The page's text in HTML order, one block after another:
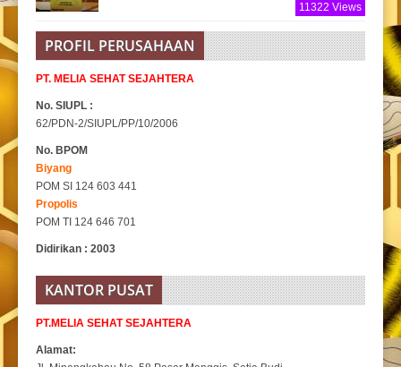
11322 Views
PROFIL PERUSAHAAN
PT. MELIA SEHAT SEJAHTERA
No. SIUPL :
62/PDN-2/SIUPL/PP/10/2006
No. BPOM
Biyang
POM SI 124 603 441
Propolis
POM TI 124 646 701
Didirikan : 2003
KANTOR PUSAT
PT.MELIA SEHAT SEJAHTERA
Alamat: